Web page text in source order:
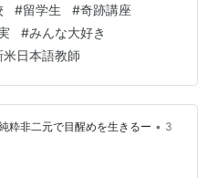
、 約一年、なんとか走り抜
盛りの生徒たちは、まだ二
みんな本当にピュアでかわ
に、僕もこの学校を去るこ
生も親切だし、生徒のことも
#留学生 #奇跡講座
#みんな大好き
米日本語教師
粋非二元で目醒めを生きるー • 3